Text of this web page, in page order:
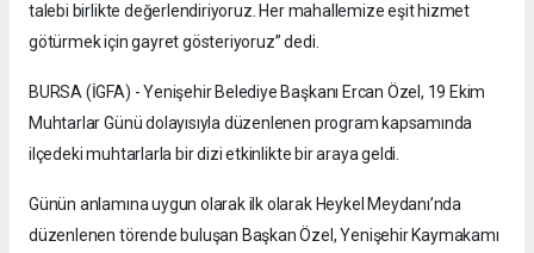
talebi birlikte değerlendiriyoruz. Her mahallemize eşit hizmet
götürmek için gayret gösteriyoruz” dedi.
BURSA (İGFA) - Yenişehir Belediye Başkanı Ercan Özel, 19 Ekim
Muhtarlar Günü dolayısıyla düzenlenen program kapsamında
ilçedeki muhtarlarla bir dizi etkinlikte bir araya geldi.
Günün anlamına uygun olarak ilk olarak Heykel Meydanı’nda
düzenlenen törende buluşan Başkan Özel, Yenişehir Kaymakamı